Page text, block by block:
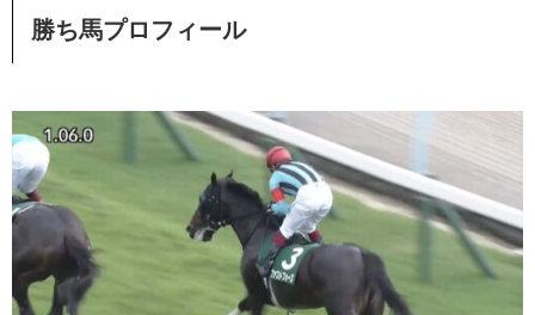
勝ち馬プロフィール